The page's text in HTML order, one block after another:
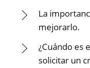
La
mejorarlo.
¿Cuándo es
solicitar un